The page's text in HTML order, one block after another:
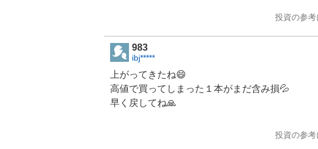
投資の参考
983
ibj*****
上がってきたね😄
高値で買ってしまった１本がまだ含み損💦
早く戻してね🙏
投資の参考